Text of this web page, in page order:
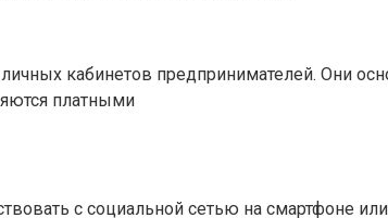
кабинетов предпринимателей. Они
платными
с социальной сетью на смартфоне